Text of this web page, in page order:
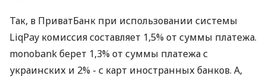
Так, в ПриватБанк при использовании системы
LiqPay комиссия составляет 1,5% от суммы платежа.
monobank берет 1,3% от суммы платежа с
украинских и 2% - с карт иностранных банков. А,